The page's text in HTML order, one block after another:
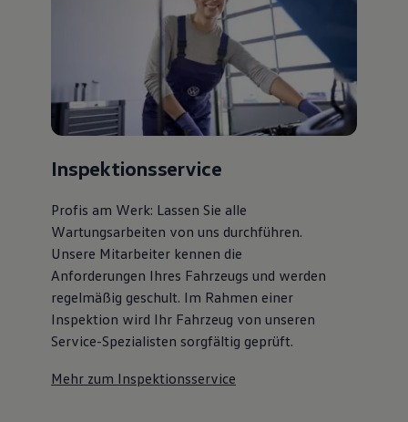
Inspektionsservice
Profis am Werk: Lassen Sie alle
Wartungsarbeiten von uns durchführen.
Unsere Mitarbeiter kennen die
Anforderungen Ihres Fahrzeugs und werden
regelmäßig geschult. Im Rahmen einer
Inspektion wird Ihr Fahrzeug von unseren
Service-Spezialisten sorgfältig geprüft.
Mehr zum Inspektionsservice